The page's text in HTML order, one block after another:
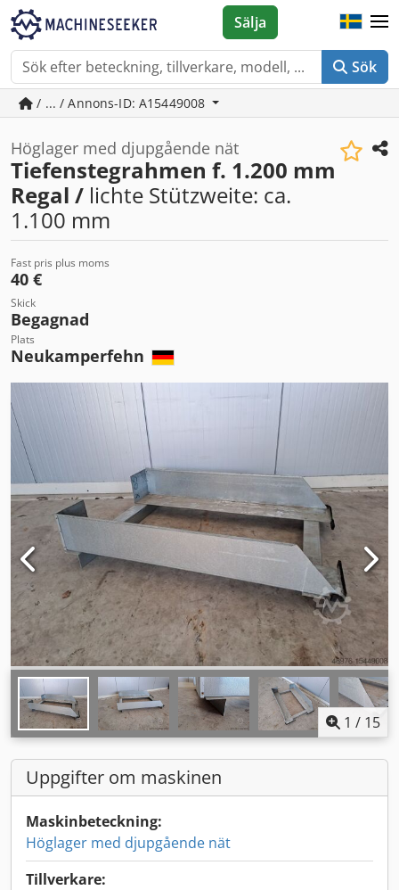
Sök
Sälja
/ ... / Annons-ID: A15449008
Höglager med djupgående nät
Tiefenstegrahmen f. 1.200 mm
Regal / lichte Stützweite: ca.
1.100 mm
Fast pris plus moms
40 €
Skick
Begagnad
Plats
Neukamperfehn
1 / 15
Uppgifter om maskinen
Maskinbeteckning:
Höglager med djupgående nät
Tillverkare: